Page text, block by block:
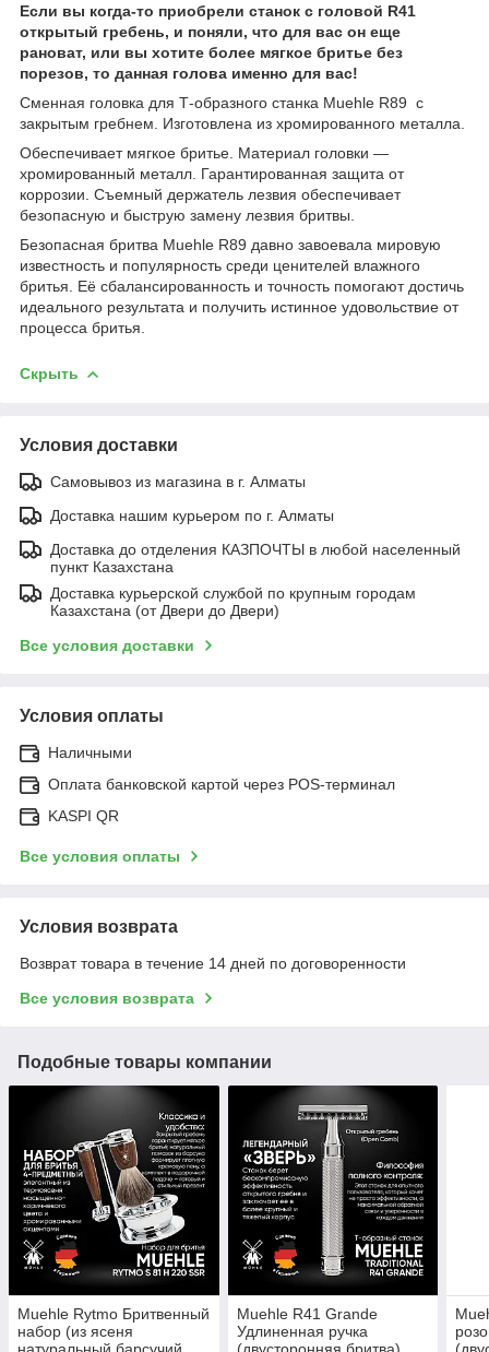
Если вы когда-то приобрели станок с головой R41
открытый гребень, и поняли, что для вас он еще
рановат, или вы хотите более мягкое бритье без
порезов, то данная голова именно для вас!
Сменная головка для Т-образного станка Muehle R89 с
закрытым гребнем. Изготовлена из хромированного металла.
Обеспечивает мягкое бритье. Материал головки —
хромированный металл. Гарантированная защита от
коррозии. Съемный держатель лезвия обеспечивает
безопасную и быструю замену лезвия бритвы.
Безопасная бритва Muehle R89 давно завоевала мировую
известность и популярность среди ценителей влажного
бритья. Её сбалансированность и точность помогают достичь
идеального результата и получить истинное удовольствие от
процесса бритья.
Скрыть
Условия доставки
Самовывоз из магазина в г. Алматы
Доставка нашим курьером по г. Алматы
Доставка до отделения КАЗПОЧТЫ в любой населенный
пункт Казахстана
Доставка курьерской службой по крупным городам
Казахстана (от Двери до Двери)
Все условия доставки
Условия оплаты
Наличными
Оплата банковской картой через POS-терминал
KASPI QR
Все условия оплаты
Условия возврата
Возврат товара в течение 14 дней по договоренности
Все условия возврата
Подобные товары компании
Muehle Rytmo Бритвенный
набор (из ясеня
Muehle R41 Grande
Удлиненная ручка